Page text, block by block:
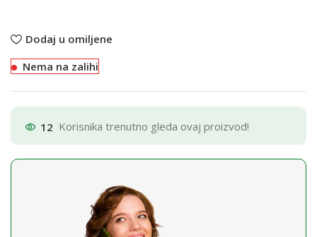
Dodaj u omiljene
Nema na zalihi
12 Korisnika trenutno gleda ovaj proizvod!